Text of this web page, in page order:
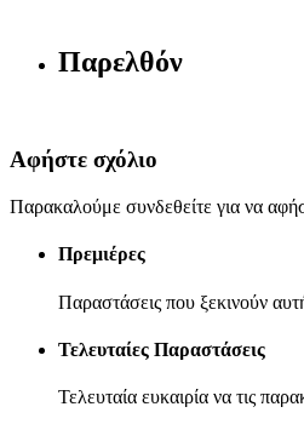
Παρελθόν
Αφήστε σχόλιο
Παρακαλούμε συνδεθείτε για να
Πρεμιέρες
Παραστάσεις που ξεκινούν
Τελευταίες Παραστάσεις
Τελευταία ευκαιρία να τις